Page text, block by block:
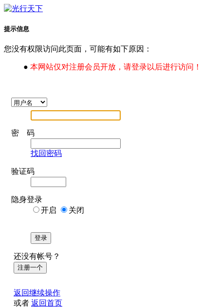
提示信息
您没有权限访问此页面，可能有如下原因：
● 本网站仅对注册会员开放，请登录以后进行访问！
密 码
找回密码
验证码
隐身登录
开启
关闭
登录
还没有帐号？
注册一个
返回继续操作
或者 返回首页